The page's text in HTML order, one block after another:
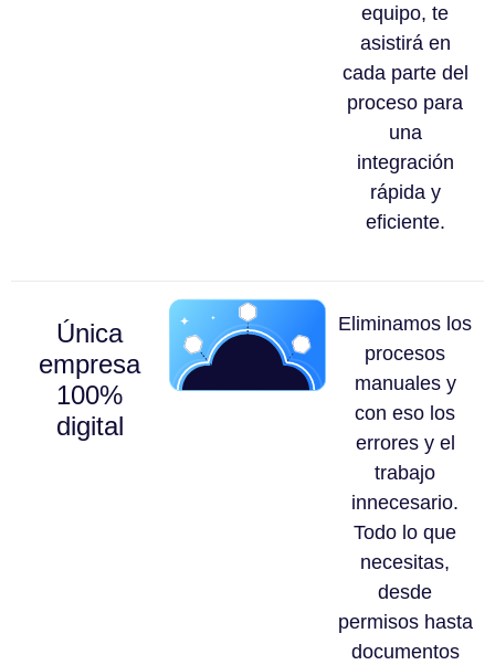
equipo, te
asistirá en
cada parte del
proceso para
una
integración
rápida y
eficiente.
Única
empresa
100%
digital
Eliminamos los
procesos
manuales y
con eso los
errores y el
trabajo
innecesario.
Todo lo que
necesitas,
desde
permisos hasta
documentos